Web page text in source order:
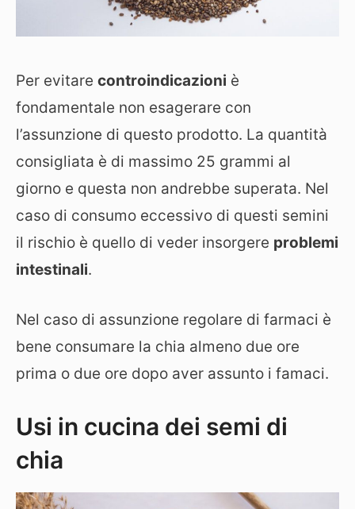
Per evitare controindicazioni è
fondamentale non esagerare con
l’assunzione di questo prodotto. La quantità
consigliata è di massimo 25 grammi al
giorno e questa non andrebbe superata. Nel
caso di consumo eccessivo di questi semini
il rischio è quello di veder insorgere problemi
intestinali.
Nel caso di assunzione regolare di farmaci è
bene consumare la chia almeno due ore
prima o due ore dopo aver assunto i famaci.
Usi in cucina dei semi di
chia